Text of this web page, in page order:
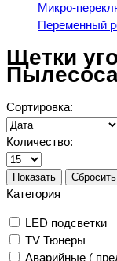
Микро-
Переменный
Щетки
Сортировка:
Количество:
Показать Сбросить
Категория
LED подсветки
TV Тюнеры
Аварийные (